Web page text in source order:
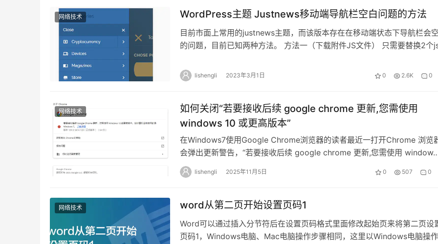
网络技术 WordPress主题 Justnews移动端导航栏空白问题的方法
目前市面上常用的justnews主题，而该版本存在在移动端状态下导航栏会
的问题，目前已知两种方法。 方法一（下载附件JS文件） 只需要替换2个
lishengli 2023年3月1日 0 2.6K 0
网络技术
如何关闭“若要接收后续 google chrome 更新,您需使用
windows 10 或更高版本”
在Windows7使用Google Chrome浏览器的读者最近一打开Chrome 浏览
会弹出更新警告，“若要接收后续 google chrome 更新,您需使用
lishengli 2025年11月5日 0 507 0
网络技术 word从第二页开始设置页码1
Word可以通过插入分节符后在设置页码格式里面修改起始页来将第二页设
页码1，Windows电脑、Mac电脑操作步骤相同，这里以Windows电脑操